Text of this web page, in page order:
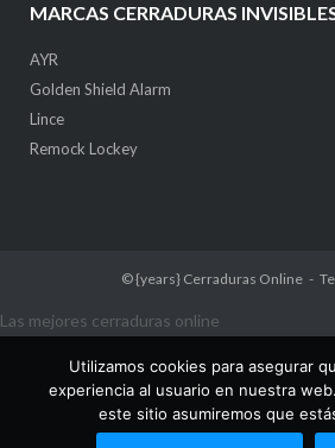
MARCAS CERRADURAS
AYR
Golden Shield Alarm
Lince
Remock Lockey
© {years} Cerraduras Online
Las mejores cerraduras online
Utilizamos cookies para asegurar
experiencia al usuario en nuestra
este sitio asumiremos que